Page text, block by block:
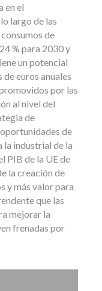
en el
largo de las
de
% para 2030 y
un potencial
euros anuales
por las
al nivel del
de
de
la industrial de la
PIB de la UE de
la creación de
y más valor para
que las
mejorar la
frenadas por